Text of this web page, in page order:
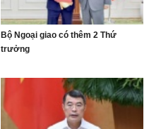
Bộ Ngoại giao có thêm 2 Thứ
trưởng